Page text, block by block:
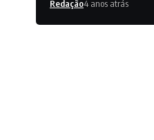
Redação4 anos atrás